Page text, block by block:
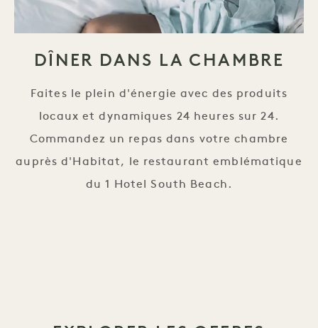
DÎNER DANS LA CHAMBRE
Faites le plein d'énergie avec des produits
locaux et dynamiques 24 heures sur 24.
Commandez un repas dans votre chambre
auprès d'Habitat, le restaurant emblématique
du 1 Hotel South Beach.